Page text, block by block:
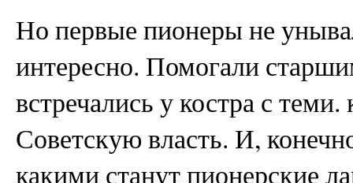
Но первые пионеры не
интересно. Помогали
встречались у костра с
Советскую власть. И,
какими станут пионерские